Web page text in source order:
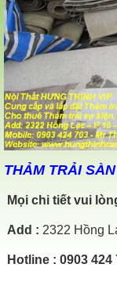
THẢM TRẢI
Mọi chi tiết vui
Add : 2322 Hồng
Hotline : 0903